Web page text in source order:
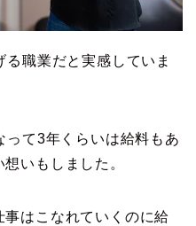
職業だと実感していま
って3年くらいは給料もあ
いもしました。
はこなれていくのに給